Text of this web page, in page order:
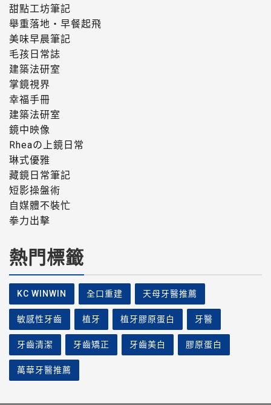
甜點工坊筆記
舉重落地・早餐起飛
美味早晨筆記
毛孩日常誌
建築法研室
掌鏡視界
幸福手冊
建築法研室
鏡中映像
Rheaの上鏡日常
琳式優雅
藏鏡日常筆記
短影操盤術
自媒體不裝忙
拳力出擊
熱門標籤
KC WINWIN 全口重建 天母牙醫推薦
敏感性牙齒 植牙 植牙膠原蛋白 牙醫
牙齒清潔 牙齒矯正 牙齒美白 膠原蛋白
萬華牙醫推薦